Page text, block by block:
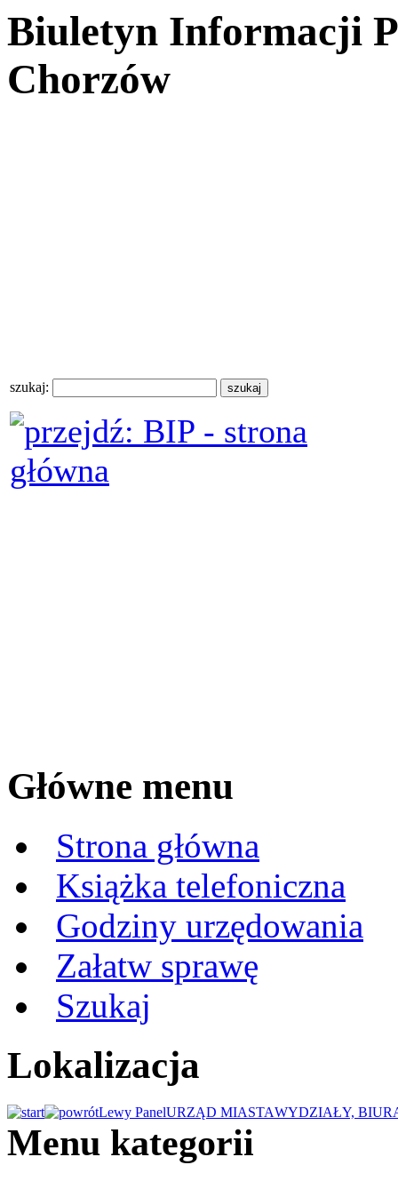
Biuletyn Informacji
Chorzów
szukaj:
Główne menu
Strona główna
Książka telefoniczna
Godziny urzędowania
Załatw sprawę
Szukaj
Lokalizacja
Lewy PanelURZĄD MIASTAWYDZIAŁY,
Menu kategorii